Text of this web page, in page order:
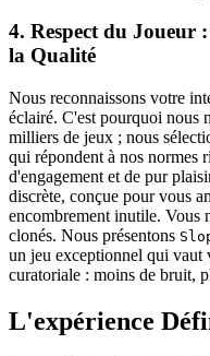
4. Respect du Joueur
la Qualité
Nous reconnaissons votre
éclairé. C'est pourquoi nous
milliers de jeux ; nous
qui répondent à nos normes
d'engagement et de pur
discrète, conçue pour vous
encombrement inutile. Vous
clonés. Nous présentons
un jeu exceptionnel qui vaut
curatoriale : moins de bruit,
L'expérience